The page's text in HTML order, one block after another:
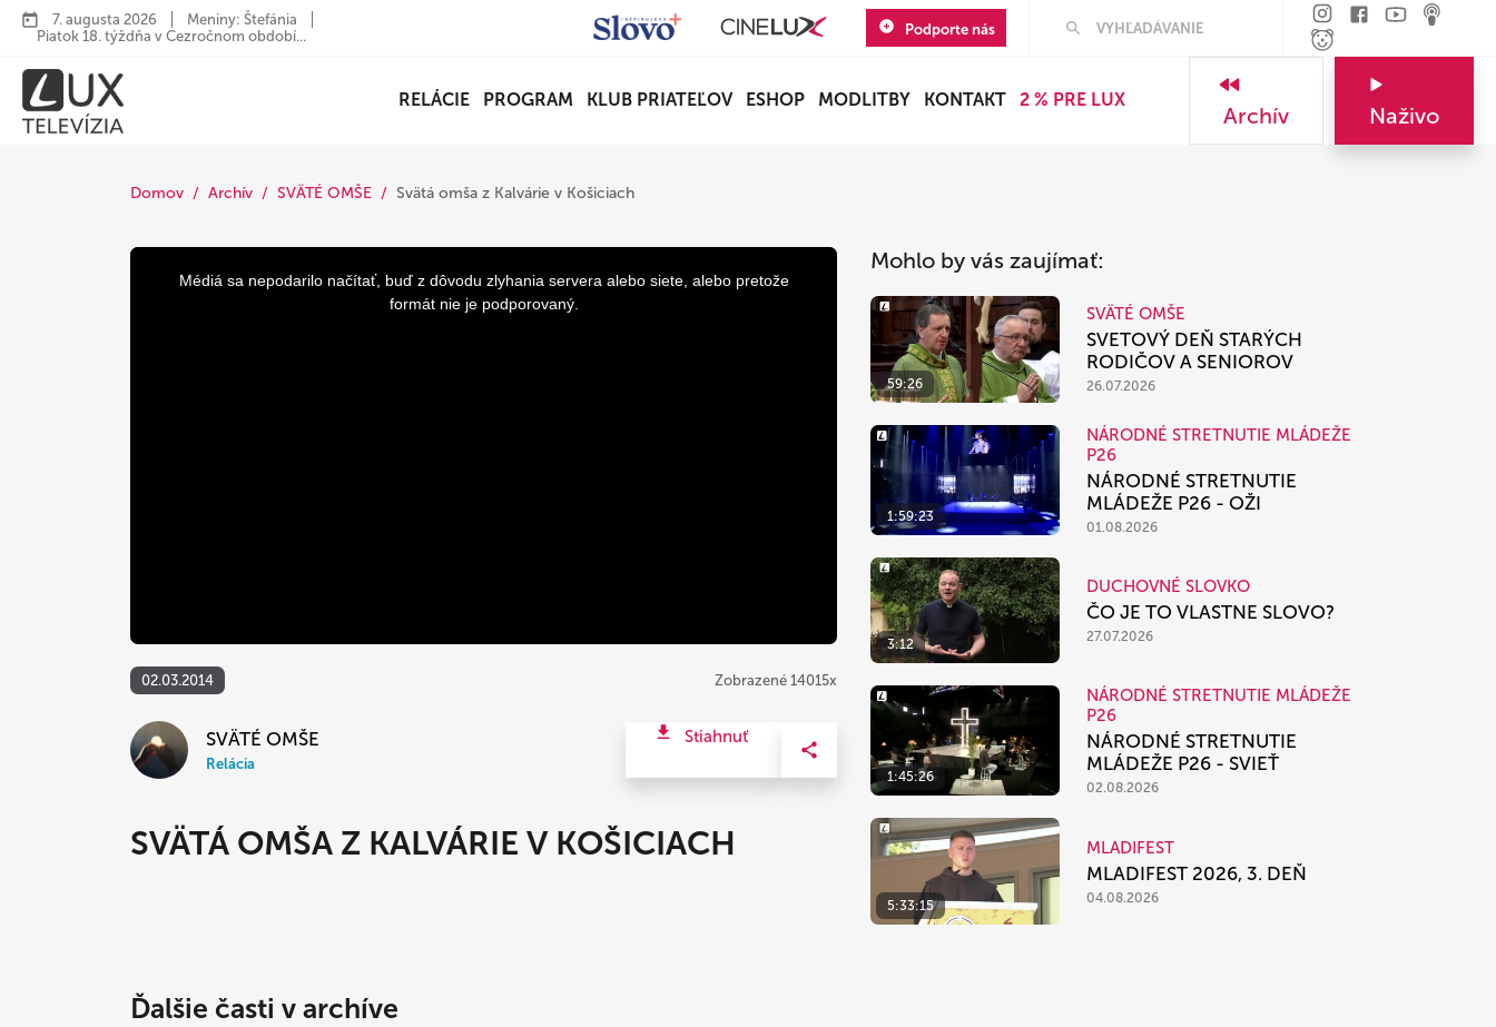
7. augusta 2026
Meniny: Štefánia
Piatok 18. týždňa v Cezročnom období...
Podporte nás
RELÁCIE PROGRAM KLUB PRIATEĽOV ESHOP MODLITBY KONTAKT 2 % PRE LUX
Archív Naživo
Domov Archív SVÄTÉ OMŠE Svätá omša z Kalvárie v Košiciach
This
Médiá sa nepodarilo načítať, buď z dôvodu zlyhania servera alebo siete, alebo pretože
formát nie je podporovaný.
02.03.2014 Zobrazené 14015x
SVÄTÉ OMŠE
Relácia
Stiahnuť
SVÄTÁ OMŠA Z KALVÁRIE V KOŠICIACH
Mohlo by vás zaujímať:
59:26
SVÄTÉ OMŠE
SVETOVÝ DEŇ STARÝCH
RODIČOV A SENIOROV
26.07.2026
1:59:23
NÁRODNÉ STRETNUTIE MLÁDEŽE
P26
NÁRODNÉ STRETNUTIE
MLÁDEŽE P26 - OŽI
01.08.2026
3:12
DUCHOVNÉ SLOVKO
ČO JE TO VLASTNE SLOVO?
27.07.2026
1:45:26
NÁRODNÉ STRETNUTIE MLÁDEŽE
P26
NÁRODNÉ STRETNUTIE
MLÁDEŽE P26 - SVIEŤ
02.08.2026
5:33:15
MLADIFEST
MLADIFEST 2026, 3. DEŇ
04.08.2026
Ďalšie časti v archíve